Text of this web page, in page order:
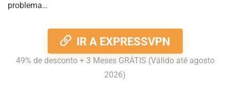
problema…
IR A EXPRESSVPN
49% de desconto + 3 Meses GRÁTIS (Válido até agosto
2026)